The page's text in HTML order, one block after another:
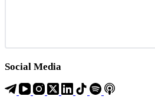
Social Media